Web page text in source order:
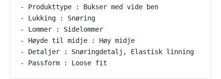
- Produkttype : Bukser med vide ben
- Lukking : Snøring
- Lommer : Sidelommer
- Høyde til midje : Høy midje
- Detaljer : Snøringdetalj, Elastisk linning
- Passform : Loose fit